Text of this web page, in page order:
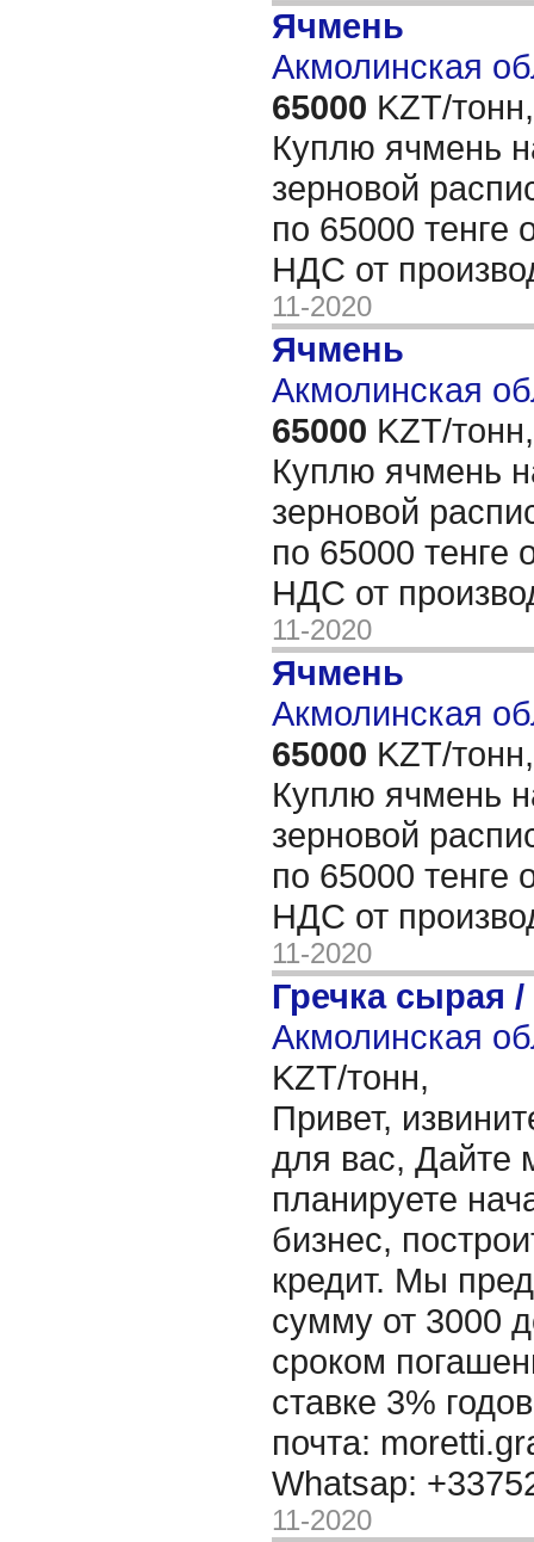
Ячмень
Акмолинская
65000 KZT/тонн,
Куплю ячмень
зерновой
по 65000 тенге
НДС от
11-2020
Ячмень
Акмолинская
65000 KZT/тонн,
Куплю ячмень
зерновой
по 65000 тенге
НДС от
11-2020
Ячмень
Акмолинская
65000 KZT/тонн,
Куплю ячмень
зерновой
по 65000 тенге
НДС от
11-2020
Гречка сырая /
Акмолинская
KZT/тонн,
Привет,
для вас, Дайте
планируете
бизнес,
кредит. Мы
сумму от 3000
сроком
ставке 3%
почта:
Whatsap:
11-2020